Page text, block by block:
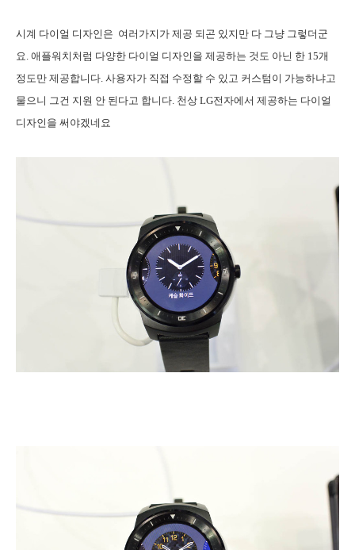
시계 다이얼 디자인은 여러가지가 제공 되곤 있지만 다 그냥 그렇더군
요. 애플워치처럼 다양한 다이얼 디자인을 제공하는 것도 아닌 한 15개
정도만 제공합니다. 사용자가 직접 수정할 수 있고 커스텀이 가능하냐고
물으니 그건 지원 안 된다고 합니다. 천상 LG전자에서 제공하는 다이얼
디자인을 써야겠네요